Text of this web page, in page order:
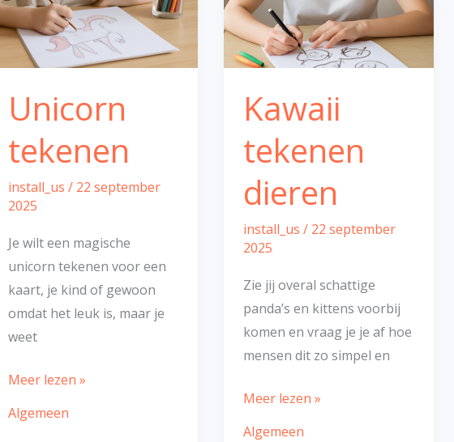
Unicorn
tekenen
install_us / 22 september
2025
Je wilt een magische
unicorn tekenen voor een
kaart, je kind of gewoon
omdat het leuk is, maar je
weet
Meer lezen »
Algemeen
Kawaii
tekenen
dieren
install_us/ 22 september
2025
Zie jij overal schattige
panda’s en kittens voorbij
komen en vraag je je af hoe
mensen dit zo simpel en
Meer lezen »
Algemeen